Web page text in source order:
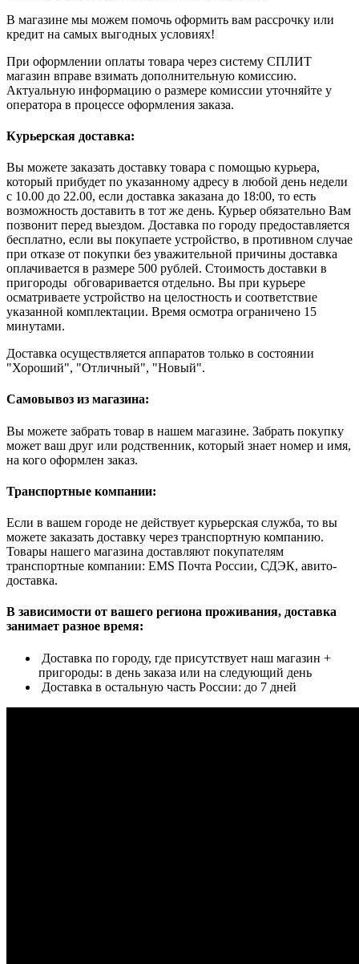
В магазине мы можем помочь оформить вам рассрочку или
кредит на самых выгодных условиях!
При оформлении оплаты товара через систему СПЛИТ
магазин вправе взимать дополнительную комиссию.
Актуальную информацию о размере комиссии уточняйте у
оператора в процессе оформления заказа.
Курьерская доставка:
Вы можете заказать доставку товара с помощью курьера,
который прибудет по указанному адресу в любой день недели
с 10.00 до 22.00, если доставка заказана до 18:00, то есть
возможность доставить в тот же день. Курьер обязательно Вам
позвонит перед выездом. Доставка по городу предоставляется
бесплатно, если вы покупаете устройство, в противном случае
при отказе от покупки без уважительной причины доставка
оплачивается в размере 500 рублей. Стоимость доставки в
пригороды обговаривается отдельно. Вы при курьере
осматриваете устройство на целостность и соответствие
указанной комплектации. Время осмотра ограничено 15
минутами.
Доставка осуществляется аппаратов только в состоянии
"Хороший", "Отличный", "Новый".
Самовывоз из магазина:
Вы можете забрать товар в нашем магазине. Забрать покупку
может ваш друг или родственник, который знает номер и имя,
на кого оформлен заказ.
Транспортные компании:
Если в вашем городе не действует курьерская служба, то вы
можете заказать доставку через транспортную компанию.
Товары нашего магазина доставляют покупателям
транспортные компании: EMS Почта России, СДЭК, авито-
доставка.
В зависимости от вашего региона проживания, доставка
занимает разное время:
Доставка по городу, где присутствует наш магазин +
пригороды: в день заказа или на следующий день
Доставка в остальную часть России: до 7 дней